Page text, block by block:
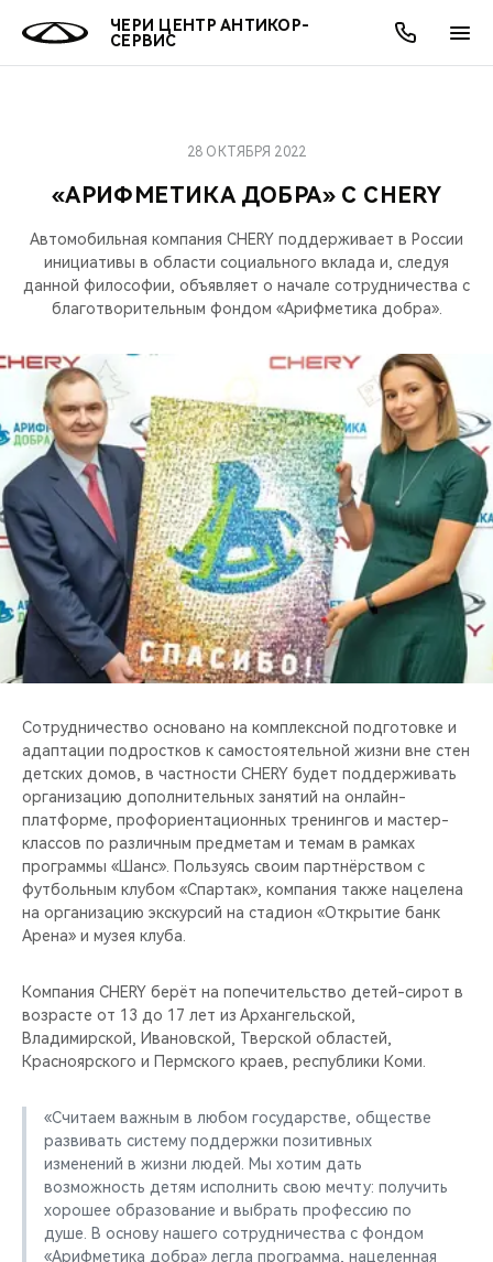
ЧЕРИ ЦЕНТР АНТИКОР-
СЕРВИС
МОДЕЛИ
КРОССОВЕРЫ
СЕДАНЫ
НОВИНКИ
ПОКУПАТЕЛЯМ
КРЕДИТ И СТРАХОВАНИЕ
ВЛАДЕЛЬЦАМ
ЗАПЧАСТИ И АКСЕССУАРЫ
CHERY CONNECT
МИР CHERY
О БРЕНДЕ
ЛЮДИ CHERY
БЛАГОТВОРИТЕЛЬНОСТЬ
CHERY REMOTE
CHERY И СПОРТ
НАШИ МЕРОПРИЯТИЯ
ВИДЕООБЗОРЫ
CHERY ДЛЯ ДЕТЕЙ
АКЦИИ
ОНЛАЙН СЕРВИСЫ
КРЕДИТ
О КОМПАНИИ
МЫ В СОЦСЕТЯХ
«АРИФМЕТИКА ДОБРА» С CHERY
28 ОКТЯБРЯ 2022
Автомобильная компания CHERY поддерживает в России
инициативы в области социального вклада и, следуя
данной философии, объявляет о начале сотрудничества с
благотворительным фондом «Арифметика добра».
Сотрудничество основано на комплексной подготовке и
адаптации подростков к самостоятельной жизни вне стен
детских домов, в частности CHERY будет поддерживать
организацию дополнительных занятий на онлайн-
платформе, профориентационных тренингов и мастер-
классов по различным предметам и темам в рамках
программы «Шанс». Пользуясь своим партнёрством с
футбольным клубом «Спартак», компания также нацелена
на организацию экскурсий на стадион «Открытие банк
Арена» и музея клуба.
Компания CHERY берёт на попечительство детей-сирот в
возрасте от 13 до 17 лет из Архангельской,
Владимирской, Ивановской, Тверской областей,
Красноярского и Пермского краев, республики Коми.
«Считаем важным в любом государстве, обществе
развивать систему поддержки позитивных
изменений в жизни людей. Мы хотим дать
возможность детям исполнить свою мечту: получить
хорошее образование и выбрать профессию по
душе. В основу нашего сотрудничества с фондом
«Арифметика добра» легла программа, нацеленная